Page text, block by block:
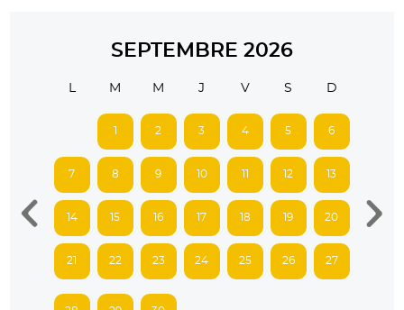
SEPTEMBRE 2026
M M J V S D
1 2 3 4 5 6
7 8 9 10 11 12 13
14 15 16 17 18 19 20
21 22 23 24 25 26 27